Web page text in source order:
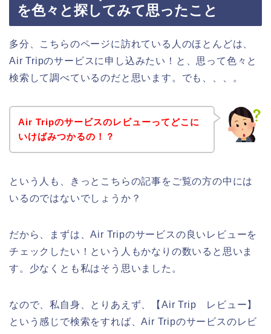
を色々と探してみて思ったこと
多分、こちらのページに訪れている人のほとんどは、
Air Tripのサービスに申し込みたい！と、思って色々と
検索して調べているのだと思います。でも、、、。
Air Tripのサービスのレビューってどこに
いけばみつかるの！？
という人も、きっとこちらの記事をご覧の方の中には
いるのではないでしょうか？
だから、まずは、Air Tripのサービスの良いレビューを
チェックしたい！という人もかなりの数いると思いま
す。少なくとも私はそう思いました。
なので、私自身、とりあえず、【Air Trip レビュー】
という感じで検索をすれば、Air Tripのサービスのレビ